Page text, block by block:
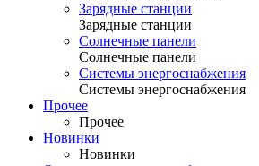
Зарядные станции
Зарядные станции
Солнечные панели
Солнечные панели
Системы энергоснабжения
Системы энергоснабжения
Прочее
Прочее
Новинки
Новинки